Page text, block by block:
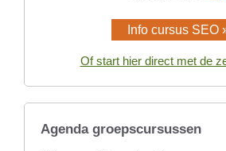
Info cursus SEO
Of start hier direct met de
Agenda groepscursussen